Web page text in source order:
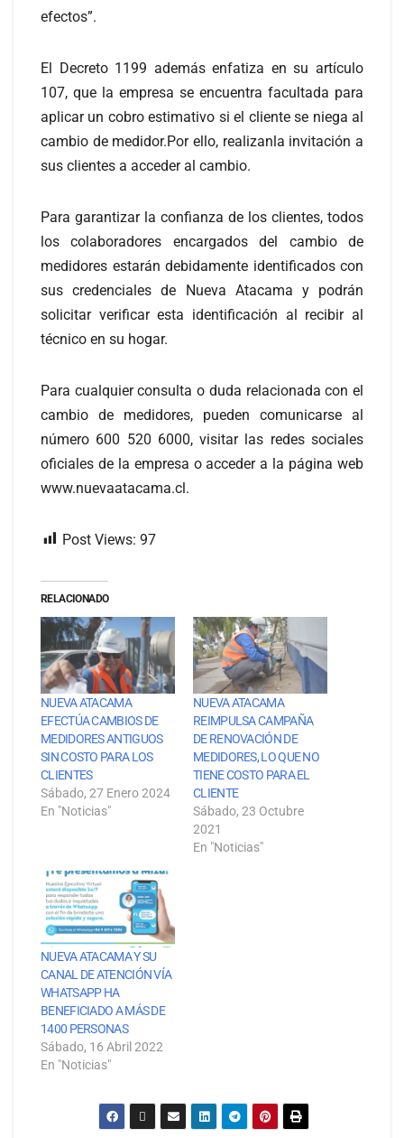
efectos”.
El Decreto 1199 además enfatiza en su artículo
107, que la empresa se encuentra facultada para
aplicar un cobro estimativo si el cliente se niega al
cambio de medidor.Por ello, realizanla invitación a
sus clientes a acceder al cambio.
Para garantizar la confianza de los clientes, todos
los colaboradores encargados del cambio de
medidores estarán debidamente identificados con
sus credenciales de Nueva Atacama y podrán
solicitar verificar esta identificación al recibir al
técnico en su hogar.
Para cualquier consulta o duda relacionada con el
cambio de medidores, pueden comunicarse al
número 600 520 6000, visitar las redes sociales
oficiales de la empresa o acceder a la página web
www.nuevaatacama.cl.
Post Views: 97
RELACIONADO
NUEVA ATACAMA
EFECTÚA CAMBIOS DE
MEDIDORES ANTIGUOS
SIN COSTO PARA LOS
CLIENTES
Sábado, 27 Enero 2024
En "Noticias"
NUEVA ATACAMA
REIMPULSA CAMPAÑA
DE RENOVACIÓN DE
MEDIDORES, LO QUE NO
TIENE COSTO PARA EL
CLIENTE
Sábado, 23 Octubre
2021
En "Noticias"
NUEVA ATACAMA Y SU
CANAL DE ATENCIÓN VÍA
WHATSAPP HA
BENEFICIADO A MÁS DE
1400 PERSONAS
Sábado, 16 Abril 2022
En "Noticias"